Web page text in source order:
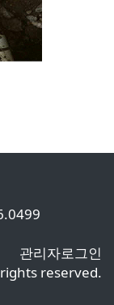
관리자로그인
reserved.